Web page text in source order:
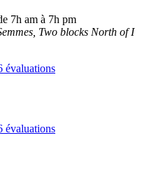
7h am à 7h pm
Two blocks North of I
évaluations
évaluations